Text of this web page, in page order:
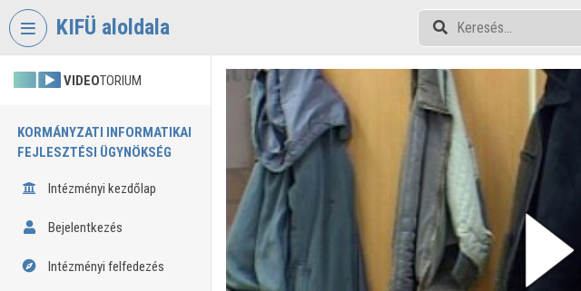
Fejléc kihagyása
KIFÜ aloldala
VIDEOTORIUM
KORMÁNYZATI INFORMATIKAI
FEJLESZTÉSI ÜGYNÖKSÉG
Intézményi kezdőlap
Bejelentkezés
Intézményi felfedezés